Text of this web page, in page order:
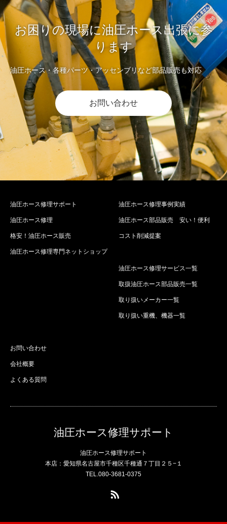
お困りの現場に油圧ホース出張に参
ります
油圧ホース・各種パーツ・アッセンブリなど部品販売も対応
お問い合わせ
油圧ホース修理サポート
油圧ホース修理
格安！油圧ホース販売
油圧ホース修理専門ネットショップ
油圧ホース修理事例実績
油圧ホース部品販売 安い！便利
コスト削減提案
油圧ホース修理サービス一覧
取扱油圧ホース部品販売一覧
取り扱いメーカー一覧
取り扱い重機、機器一覧
お問い合わせ
会社概要
よくある質問
油圧ホース修理サポート
油圧ホース修理サポート
本店：愛知県名古屋市千種区千種通７丁目２５−１
TEL.080-3681-0375